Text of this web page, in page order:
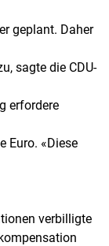
geplant. Daher
sagte die CDU-
erfordere
Euro. «Diese
verbilligte